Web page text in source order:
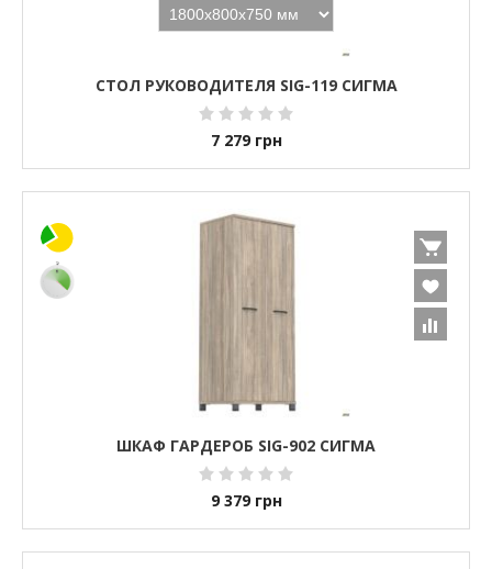
СТОЛ РУКОВОДИТЕЛЯ SIG-119 СИГМА
7 279 грн
ШКАФ ГАРДЕРОБ SIG-902 СИГМА
9 379 грн